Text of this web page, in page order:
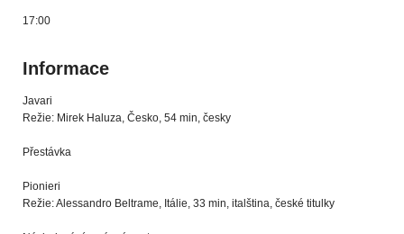
17:00
Informace
Javari
Režie: Mirek Haluza, Česko, 54 min, česky
Přestávka
Pionieri
Režie: Alessandro Beltrame, Itálie, 33 min, italština, české titulky